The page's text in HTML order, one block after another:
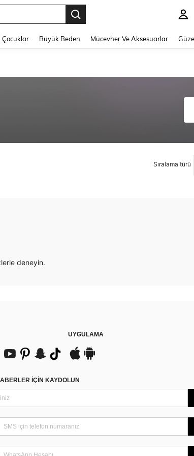
Çocuklar Büyük Beden Mücevher Ve Aksesuarlar
Sıralama türü
deneyin.
UYGULAMA
IÇIN KAYDOLUN